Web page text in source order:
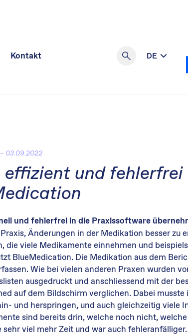
Kontakt DE
03.09.2022
und fehlerfrei
und fehlerfrei in die Praxissoftware
Änderungen in der Medikation besser zu
die viele Medikamente einnehmen und
BlueMedication. Die Medikation aus dem
Wie bei vielen anderen Praxen wurden
ausgedruckt und anschliessend mit der
auf dem Bildschirm verglichen. Dabei musste
und herspringen, und auch gleichzeitig viele
sind bereits drin, welche noch nicht,
viel mehr Zeit und war auch fehleranfälliger.